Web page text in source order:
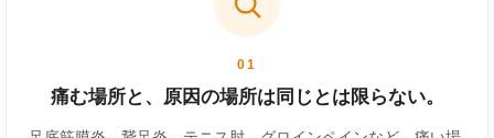
01
痛む場所と、原因の場所は同じとは限らない。